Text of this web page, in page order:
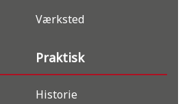
Værksted
Praktisk
Historie